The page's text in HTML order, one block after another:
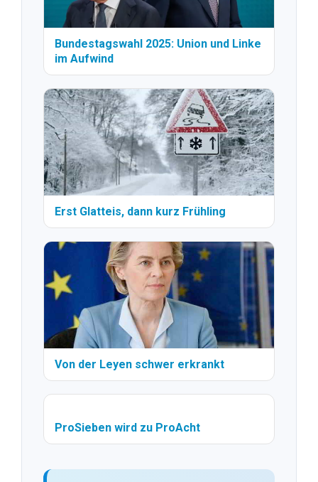
Bundestagswahl 2025: Union und Linke
im Aufwind
Erst Glatteis, dann kurz Frühling
Von der Leyen schwer erkrankt
ProSieben wird zu ProAcht